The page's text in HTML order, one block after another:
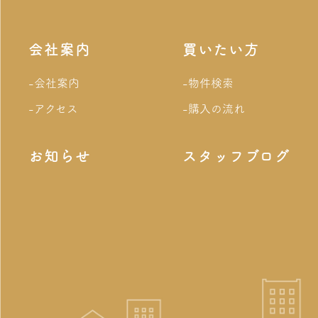
会社案内
-会社案内
-アクセス
買いたい方
-物件検索
-購入の流れ
お知らせ スタッフブログ